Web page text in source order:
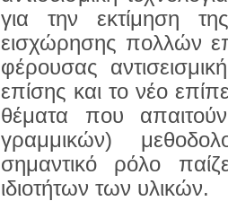
για την εκτίμηση
εισχώρησης πολλών
φέρουσας
επίσης και το νέο
θέματα που
γραμμικών)
σημαντικό ρόλο
ιδιοτήτων των υλικών.